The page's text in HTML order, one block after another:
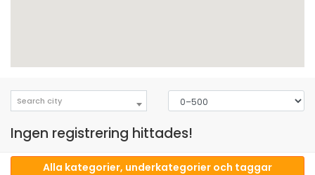
Search city
Ingen registrering hittades!
Alla kategorier, underkategorier och taggar